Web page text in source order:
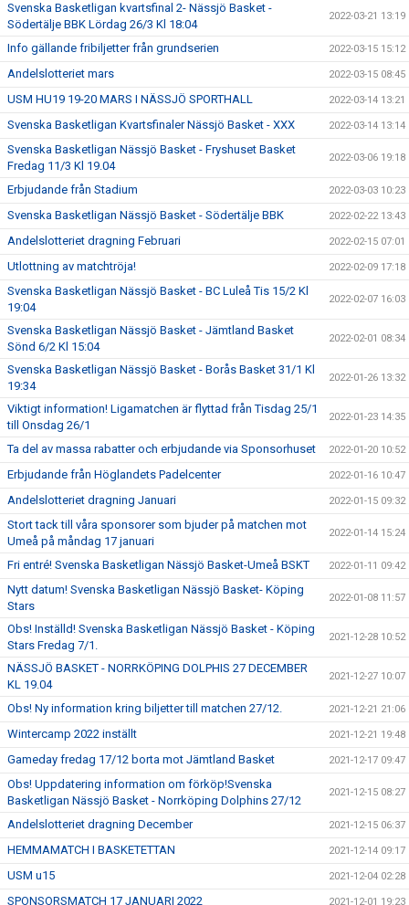
Svenska Basketligan kvartsfinal 2- Nässjö Basket -
Södertälje BBK Lördag 26/3 Kl 18:04
2022-03-21 13:19
Info gällande fribiljetter från grundserien 2022-03-15 15:12
Andelslotteriet mars 2022-03-15 08:45
USM HU19 19-20 MARS I NÄSSJÖ SPORTHALL 2022-03-14 13:21
Svenska Basketligan Kvartsfinaler Nässjö Basket - XXX 2022-03-14 13:14
Svenska Basketligan Nässjö Basket - Fryshuset Basket
Fredag 11/3 Kl 19.04
2022-03-06 19:18
Erbjudande från Stadium 2022-03-03 10:23
Svenska Basketligan Nässjö Basket - Södertälje BBK 2022-02-22 13:43
Andelslotteriet dragning Februari 2022-02-15 07:01
Utlottning av matchtröja! 2022-02-09 17:18
Svenska Basketligan Nässjö Basket - BC Luleå Tis 15/2 Kl
19:04
2022-02-07 16:03
Svenska Basketligan Nässjö Basket - Jämtland Basket
Sönd 6/2 Kl 15:04
2022-02-01 08:34
Svenska Basketligan Nässjö Basket - Borås Basket 31/1 Kl
19:34
2022-01-26 13:32
Viktigt information! Ligamatchen är flyttad från Tisdag 25/1
till Onsdag 26/1
2022-01-23 14:35
Ta del av massa rabatter och erbjudande via Sponsorhuset 2022-01-20 10:52
Erbjudande från Höglandets Padelcenter 2022-01-16 10:47
Andelslotteriet dragning Januari 2022-01-15 09:32
Stort tack till våra sponsorer som bjuder på matchen mot
Umeå på måndag 17 januari
2022-01-14 15:24
Fri entré! Svenska Basketligan Nässjö Basket-Umeå BSKT 2022-01-11 09:42
Nytt datum! Svenska Basketligan Nässjö Basket- Köping
Stars
2022-01-08 11:57
Obs! Inställd! Svenska Basketligan Nässjö Basket - Köping
Stars Fredag 7/1.
2021-12-28 10:52
NÄSSJÖ BASKET - NORRKÖPING DOLPHIS 27 DECEMBER
KL 19.04
2021-12-27 10:07
Obs! Ny information kring biljetter till matchen 27/12. 2021-12-21 21:06
Wintercamp 2022 inställt 2021-12-21 19:48
Gameday fredag 17/12 borta mot Jämtland Basket 2021-12-17 09:47
Obs! Uppdatering information om förköp!Svenska
Basketligan Nässjö Basket - Norrköping Dolphins 27/12
2021-12-15 08:27
Andelslotteriet dragning December 2021-12-15 06:37
HEMMAMATCH I BASKETETTAN 2021-12-14 09:17
USM u15 2021-12-04 02:28
SPONSORSMATCH 17 JANUARI 2022 2021-12-01 19:23